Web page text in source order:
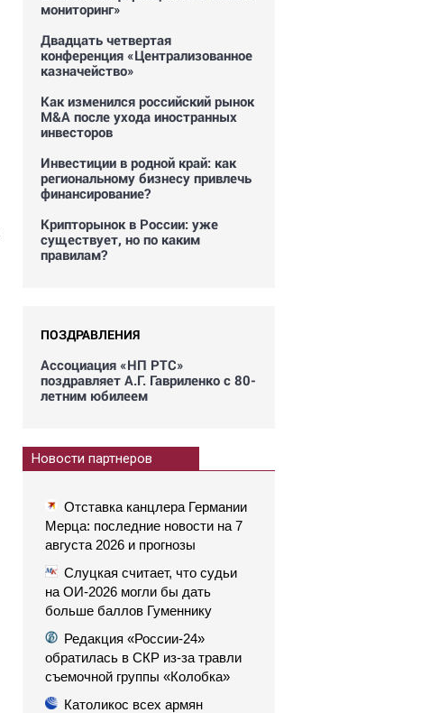
мониторинг»
Двадцать четвертая
конференция «Централизованное
казначейство»
Как изменился российский рынок
M&A после ухода иностранных
инвесторов
Инвестиции в родной край: как
региональному бизнесу привлечь
финансирование?
Крипторынок в России: уже
существует, но по каким
правилам?
ПОЗДРАВЛЕНИЯ
Ассоциация «НП РТС»
поздравляет А.Г. Гавриленко с 80-
летним юбилеем
Новости партнеров
Отставка канцлера Германии
Мерца: последние новости на 7
августа 2026 и прогнозы
Слуцкая считает, что судьи
на ОИ-2026 могли бы дать
больше баллов Гуменнику
Редакция «России-24»
обратилась в СКР из-за травли
съемочной группы «Колобка»
Католикос всех армян